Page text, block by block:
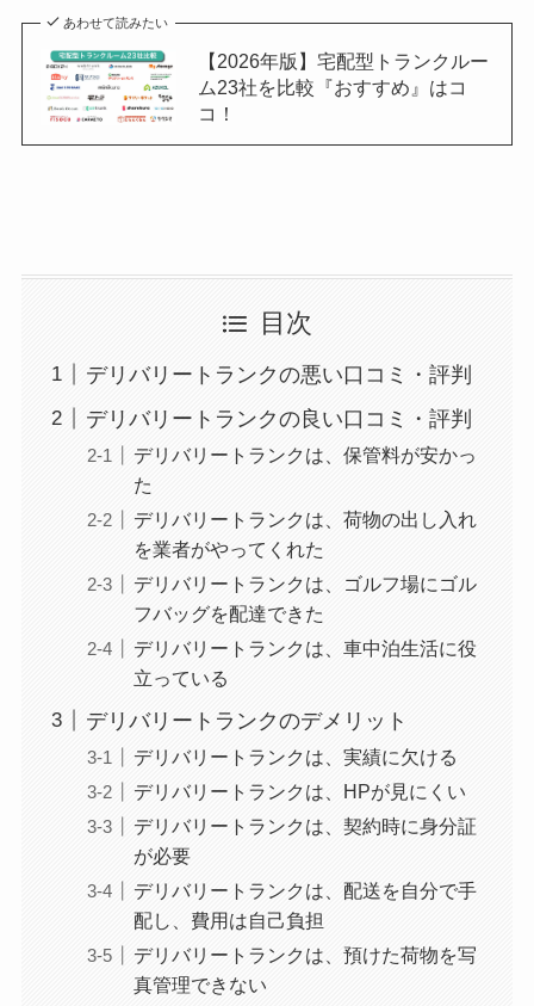
あわせて読みたい
【2026年版】宅配型トランクルー
ム23社を比較『おすすめ』はコ
コ！
目次
デリバリートランクの悪い口コミ・評判
デリバリートランクの良い口コミ・評判
デリバリートランクは、保管料が安かっ
た
デリバリートランクは、荷物の出し入れ
を業者がやってくれた
デリバリートランクは、ゴルフ場にゴル
フバッグを配達できた
デリバリートランクは、車中泊生活に役
立っている
デリバリートランクのデメリット
デリバリートランクは、実績に欠ける
デリバリートランクは、HPが見にくい
デリバリートランクは、契約時に身分証
が必要
デリバリートランクは、配送を自分で手
配し、費用は自己負担
デリバリートランクは、預けた荷物を写
真管理できない